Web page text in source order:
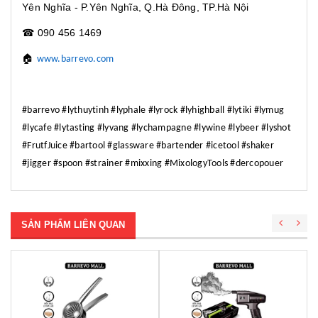
Yên Nghĩa - P.Yên Nghĩa, Q.Hà Đông, TP.Hà Nội
☎ 090 456 1469
🏠 www.barrevo.com
#barrevo #lythuytinh #lyphale #lyrock #lyhighball #lytiki #lymug
#lycafe #lytasting #lyvang #lychampagne #lywine #lybeer #lyshot
#FrutfJuice #bartool #glassware #bartender #icetool #shaker
#jigger #spoon #strainer #mixxing #MixologyTools #dercopouer
SẢN PHẨM LIÊN QUAN